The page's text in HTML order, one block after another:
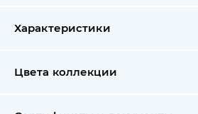
Характеристики
Цвета коллекции